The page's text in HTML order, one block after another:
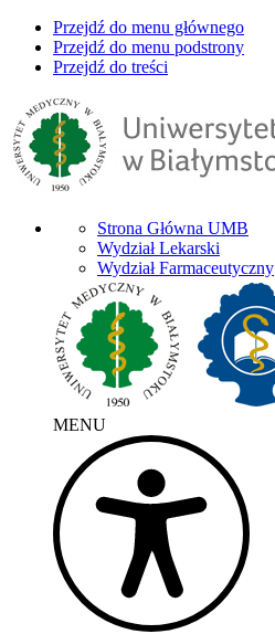
Przejdź do menu głównego
Przejdź do menu podstrony
Przejdź do treści
Strona Główna UMB
Wydział Lekarski
Wydział Farmaceutyczny
MENU